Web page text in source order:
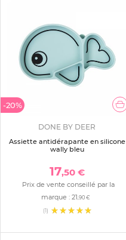
-20%
DONE BY DEER
Assiette antidérapante en silicone
wally bleu
17,50 €
Prix de vente conseillé par la
marque :21,90 €
(1)